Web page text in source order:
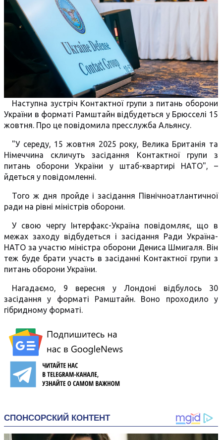
Наступна зустріч Контактної групи з питань оборони
України в форматі Рамштайн відбудеться у Брюсселі 15
жовтня. Про це повідомила пресслужба Альянсу.
"У середу, 15 жовтня 2025 року, Велика Британія та
Німеччина скличуть засідання Контактної групи з
питань оборони України у штаб-квартирі НАТО", –
йдеться у повідомленні.
Того ж дня пройде і засідання Північноатлантичної
ради на рівні міністрів оборони.
У свою чергу Інтерфакс-Україна повідомляє, що в
межах заходу відбудеться і засідання Ради Україна-
НАТО за участю міністра оборони Дениса Шмигаля. Він
теж буде брати участь в засіданні Контактної групи з
питань оборони України.
Нагадаємо, 9 вересня у Лондоні відбулось 30
засідання у форматі Рамштайн. Воно проходило у
гібридному форматі.